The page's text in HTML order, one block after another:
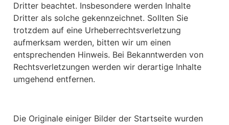
Dritter beachtet. Insbesondere werden Inhalte
Dritter als solche gekennzeichnet. Sollten Sie
trotzdem auf eine Urheberrechtsverletzung
aufmerksam werden, bitten wir um einen
entsprechenden Hinweis. Bei Bekanntwerden von
Rechtsverletzungen werden wir derartige Inhalte
umgehend entfernen.
Die Originale einiger Bilder der Startseite wurden